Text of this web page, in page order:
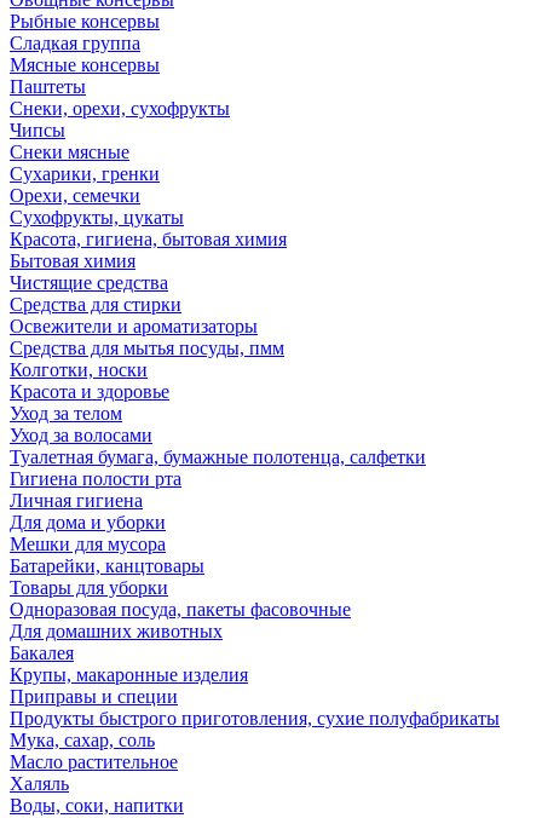
Рыбные консервы
Сладкая группа
Мясные консервы
Паштеты
Снеки, орехи, сухофрукты
Чипсы
Снеки мясные
Сухарики, гренки
Орехи, семечки
Сухофрукты, цукаты
Красота, гигиена, бытовая химия
Бытовая химия
Чистящие средства
Средства для стирки
Освежители и ароматизаторы
Средства для мытья посуды, пмм
Колготки, носки
Красота и здоровье
Уход за телом
Уход за волосами
Туалетная бумага, бумажные полотенца, салфетки
Гигиена полости рта
Личная гигиена
Для дома и уборки
Мешки для мусора
Батарейки, канцтовары
Товары для уборки
Одноразовая посуда, пакеты фасовочные
Для домашних животных
Бакалея
Крупы, макаронные изделия
Приправы и специи
Продукты быстрого приготовления, сухие полуфабрикаты
Мука, сахар, соль
Масло растительное
Халяль
Воды, соки, напитки